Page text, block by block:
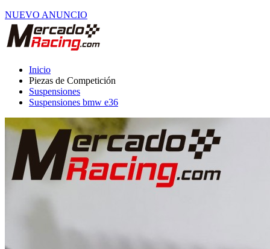
NUEVO ANUNCIO
Inicio
Piezas de Competición
Suspensiones
Suspensiones bmw e36